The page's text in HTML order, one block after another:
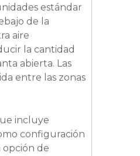
estándar
de la
aire
la cantidad
abierta. Las
entre las zonas
incluye
configuración
de